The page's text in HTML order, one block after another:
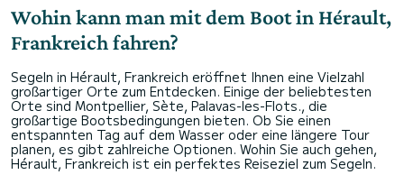
Wohin kann man mit dem Boot in Hérault,
Frankreich fahren?
Segeln in Hérault, Frankreich eröffnet Ihnen eine Vielzahl
großartiger Orte zum Entdecken. Einige der beliebtesten
Orte sind Montpellier, Sète, Palavas-les-Flots., die
großartige Bootsbedingungen bieten. Ob Sie einen
entspannten Tag auf dem Wasser oder eine längere Tour
planen, es gibt zahlreiche Optionen. Wohin Sie auch gehen,
Hérault, Frankreich ist ein perfektes Reiseziel zum Segeln.